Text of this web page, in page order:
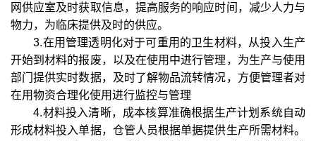
网供应室及时获取信息，提高服务的响应时间，减少人力与
物力，为临床提供及时的供应。
3.在用管理透明化对于可重用的卫生材料，从投入生产
开始到材料的报废，以及在使用中进行管理，为生产与使用
部门提供实时数据，及时了解物品流转情况，方便管理者对
在用物资合理化使用进行监控与管理
4.材料投入清晰，成本核算准确根据生产计划系统自动
形成材料投入单据，仓管人员根据单据提供生产所需材料。